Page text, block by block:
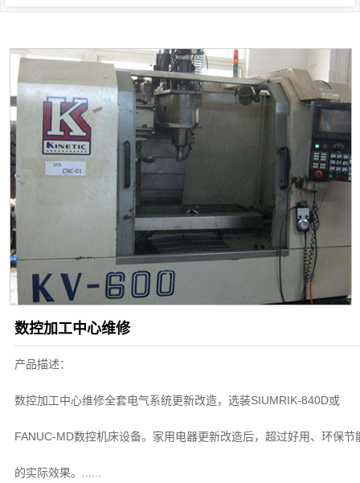
数控加工中心维修
产品描述：
数控加工中心维修全套电气系统更新改造，选装SIUMRIK-840D或
FANUC-MD数控机床设备。家用电器更新改造后，超过好用、环保节
的实际效果。......